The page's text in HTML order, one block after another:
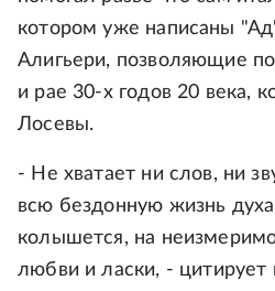
котором уже написаны
Алигьери, позволяющие
и рае 30-х годов 20 века,
Лосевы.
- Не хватает ни слов, ни
всю бездонную жизнь
колышется, на
любви и ласки, - цитирует